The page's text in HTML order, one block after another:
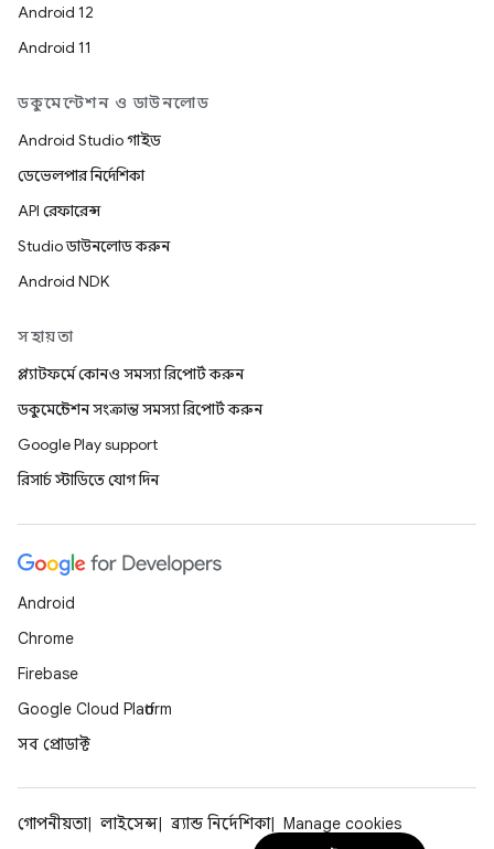
Android 12
Android 11
ডকুমেন্টেশন ও ডাউনলোড
Android Studio গাইড
ডেভেলপার নির্দেশিকা
API রেফারেন্স
Studio ডাউনলোড করুন
Android NDK
সহায়তা
প্ল্যাটফর্মে কোনও সমস্যা রিপোর্ট করুন
ডকুমেন্টেশন সংক্রান্ত সমস্যা রিপোর্ট করুন
Google Play support
রিসার্চ স্টাডিতে যোগ দিন
Android
Chrome
Firebase
Google Cloud Platform
সব প্রোডাক্ট
গোপনীয়তা লাইসেন্স ব্র্যান্ড নির্দেশিকা Manage cookies